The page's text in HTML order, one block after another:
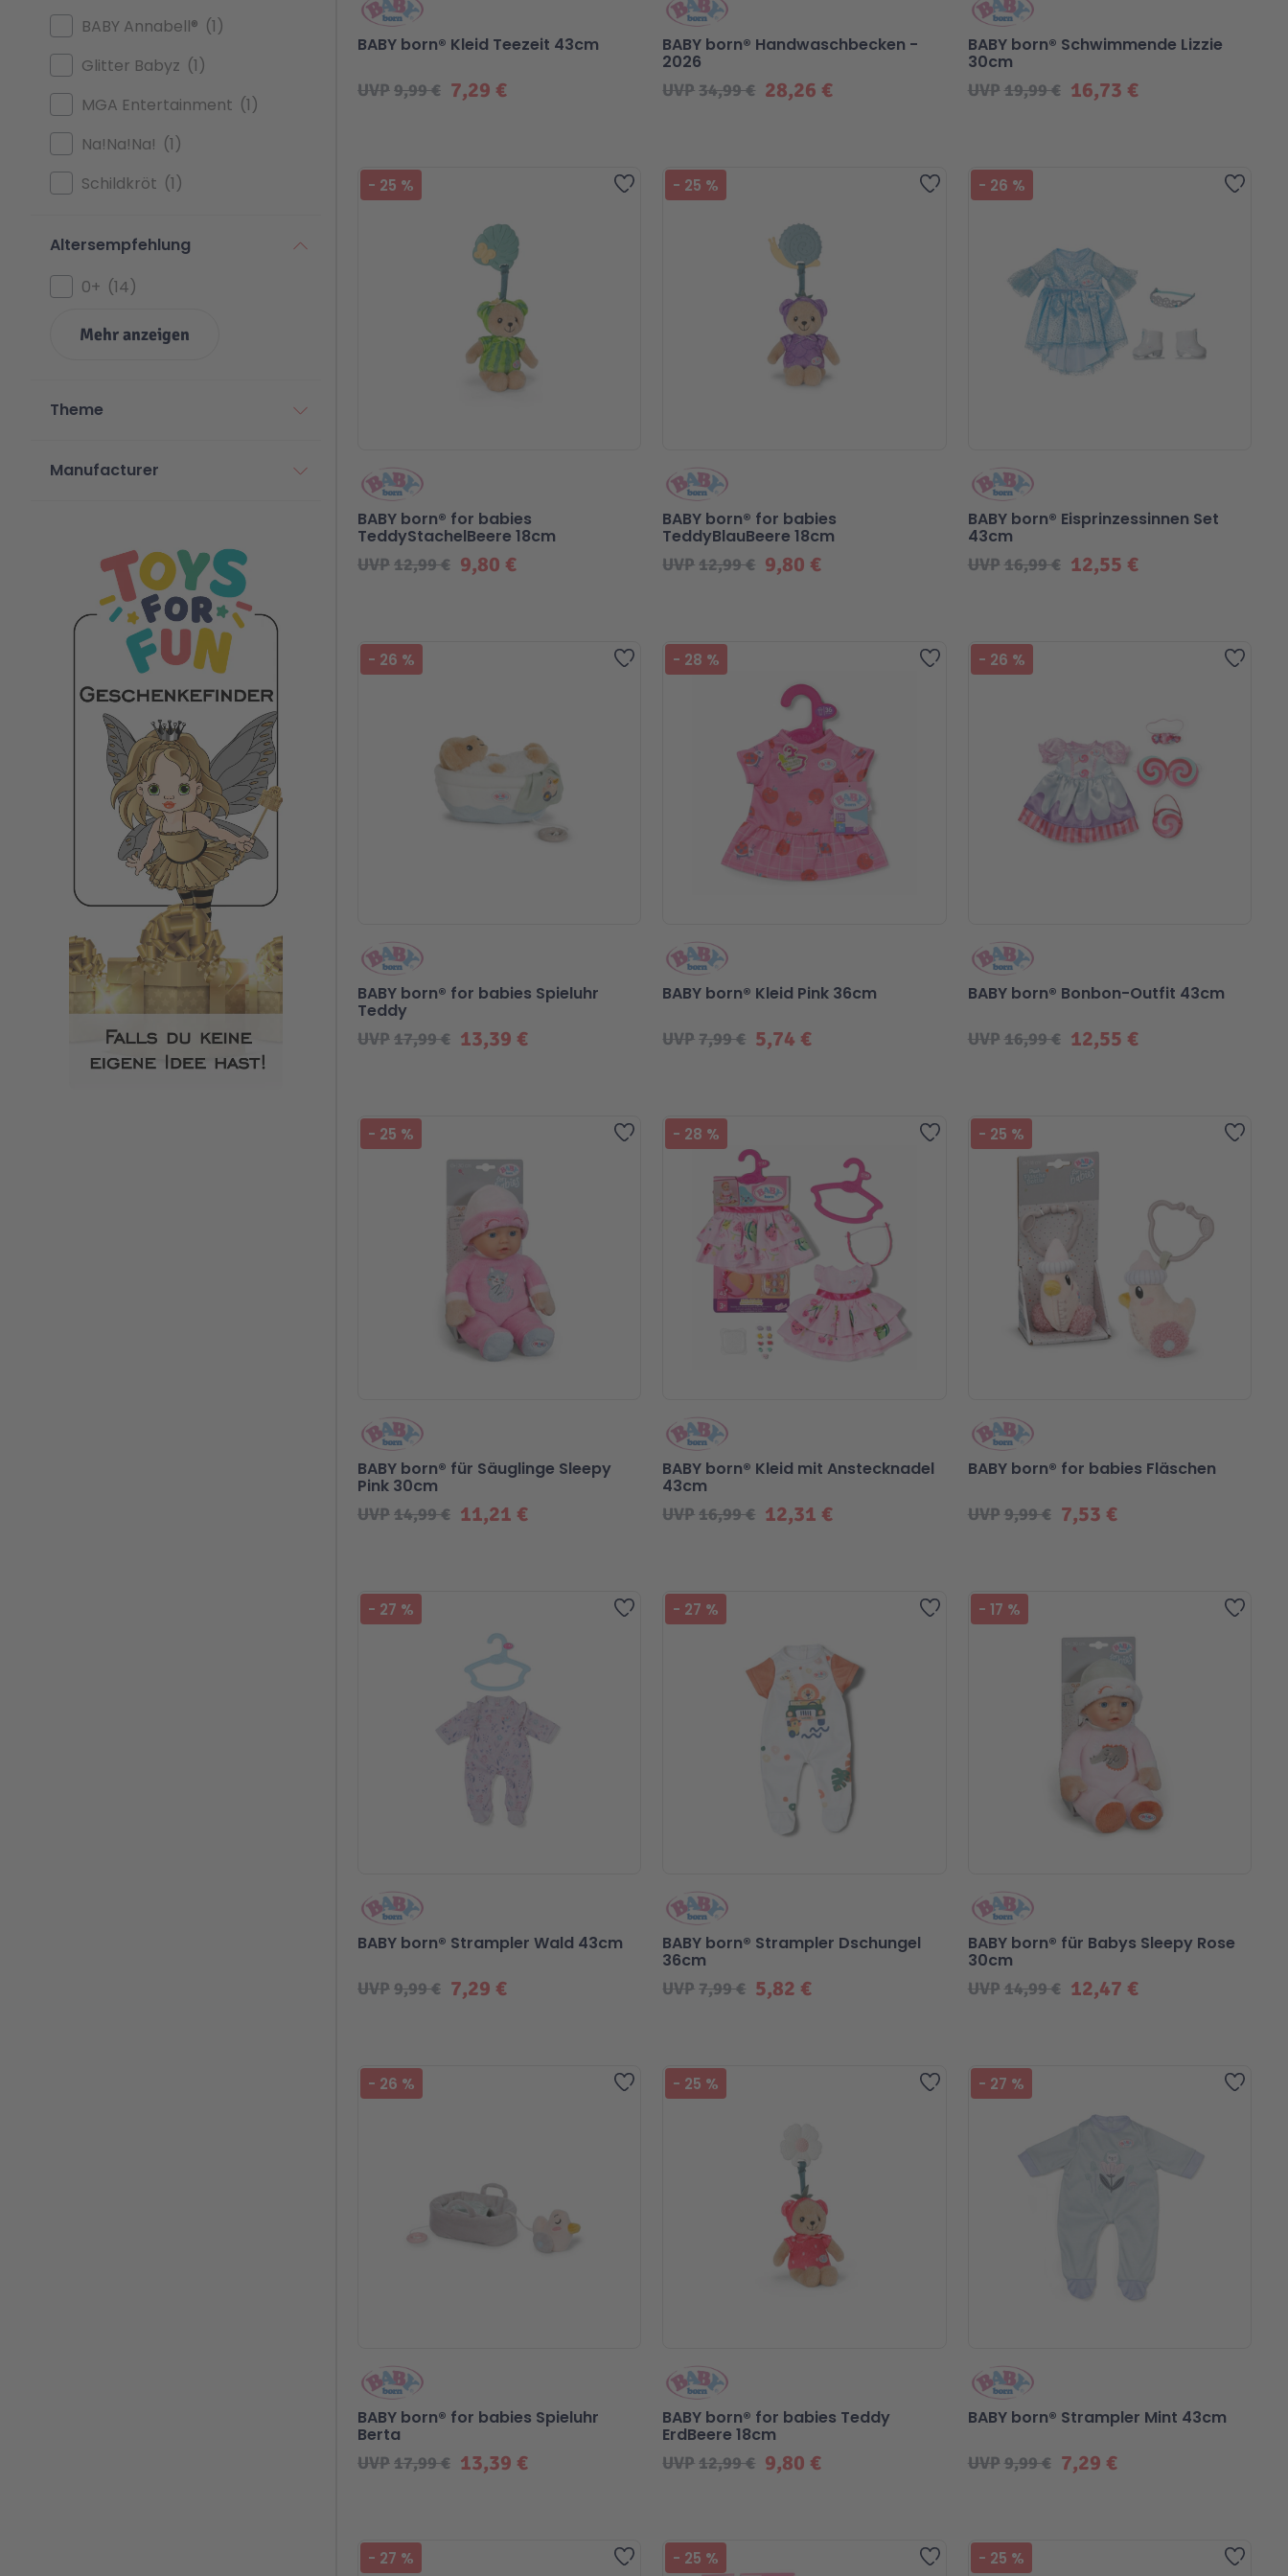
BABY Annabell®
1
Glitter Babyz
1
MGA Entertainment
1
Na!Na!Na!
1
Schildkröt
1
Altersempfehlung
0+
14
Mehr anzeigen
Theme
Manufacturer
7,29 €
UVP9,99 €
BABY born® Kleid Teezeit 43cm
28,26 €
UVP34,99 €
BABY born® Handwaschbecken -
2026
16,73 €
UVP 19,99 €
BABY born® Schwimmende Lizzie
30cm
Zur Wunschliste hinzufügen
- 25 %
9,80 €
UVP12,99 €
BABY born® for babies
TeddyStachelBeere 18cm
Zur Wunschliste hinzufügen
- 25 %
9,80 €
UVP12,99 €
BABY born® for babies
TeddyBlauBeere 18cm
Zur
- 26 %
12,55 €
UVP 16,99 €
BABY born® Eisprinzessinnen Set
43cm
Zur Wunschliste hinzufügen
- 26 %
13,39 €
UVP17,99 €
BABY born® for babies Spieluhr
Teddy
Zur Wunschliste hinzufügen
- 28 %
5,74 €
UVP7,99 €
BABY born® Kleid Pink 36cm
Zur
- 26 %
12,55 €
UVP 16,99 €
BABY born® Bonbon-Outfit 43cm
Zur Wunschliste hinzufügen
- 25 %
11,21 €
UVP14,99 €
BABY born® für Säuglinge Sleepy
Pink 30cm
Zur Wunschliste hinzufügen
- 28 %
12,31 €
UVP16,99 €
BABY born® Kleid mit Anstecknadel
43cm
Zur
- 25 %
Beliebt
7,53 €
UVP 9,99 €
BABY born® for babies Fläschen
Zur Wunschliste hinzufügen
- 27 %
7,29 €
UVP9,99 €
BABY born® Strampler Wald 43cm
Zur Wunschliste hinzufügen
- 27 %
5,82 €
UVP7,99 €
BABY born® Strampler Dschungel
36cm
Zur
- 17 %
12,47 €
UVP 14,99 €
BABY born® für Babys Sleepy Rose
30cm
Zur Wunschliste hinzufügen
- 26 %
13,39 €
UVP17,99 €
BABY born® for babies Spieluhr
Berta
Zur Wunschliste hinzufügen
- 25 %
9,80 €
UVP12,99 €
BABY born® for babies Teddy
ErdBeere 18cm
Zur
- 27 %
7,29 €
UVP 9,99 €
BABY born® Strampler Mint 43cm
Zur Wunschliste hinzufügen
- 27 % Zur Wunschliste hinzufügen
- 25 % Zur
- 25 %